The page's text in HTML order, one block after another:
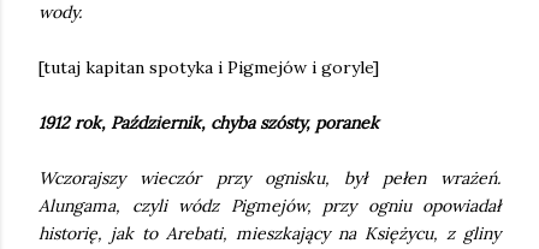
wody.
[tutaj kapitan spotyka i Pigmejów i goryle]
1912 rok, Październik, chyba szósty, poranek
Wczorajszy wieczór przy ognisku, był pełen wrażeń.
Alungama, czyli wódz Pigmejów, przy ogniu opowiadał
historię, jak to Arebati, mieszkający na Księżycu, z gliny